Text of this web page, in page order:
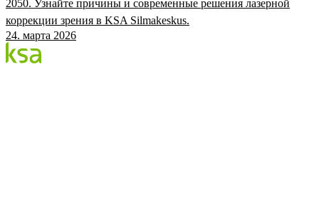
2050. Узнайте причины и современные решения лазерной
коррекции зрения в KSA Silmakeskus.
24. марта 2026